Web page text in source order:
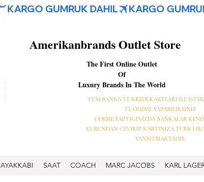
Amerikanbrands Outlet Store
The First Online Outlet
Of
Luxury Brands In The World
TUM BANKA VE KREDI KARTLARI ILE
TL ODEME YAPABILIRSINIZ
ODEME YAPTIGINIZDA BANKALAR
KURUNDAN CEVIRIP KARTINIZA TURK
YANSITMAKTADIR
AYAKKABI SAAT COACH MARC JACOBS KARL